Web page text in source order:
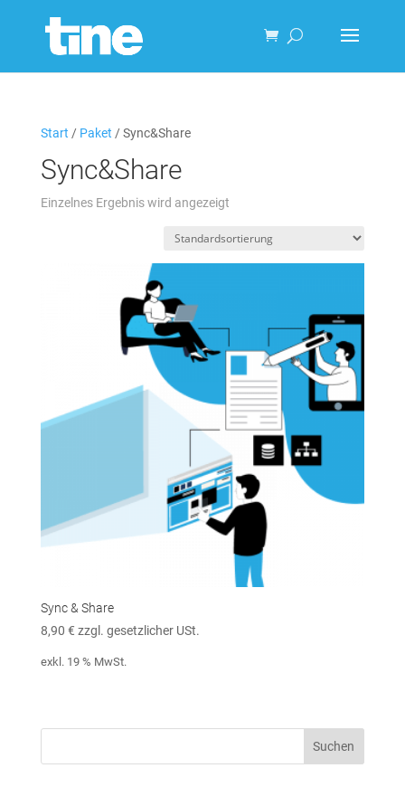
Start / Paket / Sync&Share
Sync&Share
Einzelnes Ergebnis wird angezeigt
Sync & Share
8,90 € zzgl. gesetzlicher USt.
exkl. 19 % MwSt.